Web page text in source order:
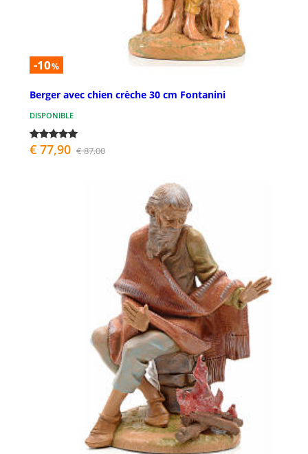
-10%
Berger avec chien crèche 30 cm Fontanini
DISPONIBLE
€ 77,90 € 87,00